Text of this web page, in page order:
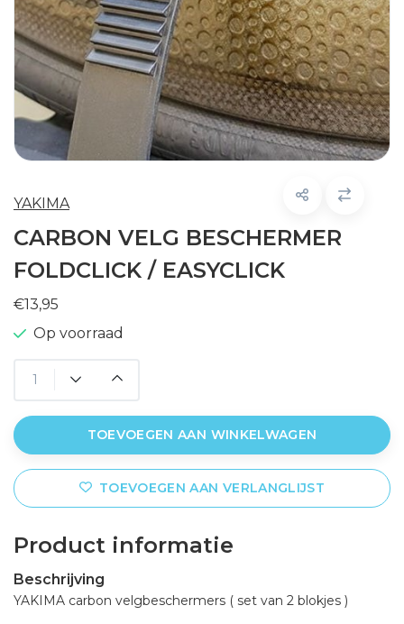
YAKIMA
CARBON VELG BESCHERMER
FOLDCLICK / EASYCLICK
€13,95
Op voorraad
TOEVOEGEN AAN WINKELWAGEN
TOEVOEGEN AAN VERLANGLIJST
Product informatie
Beschrijving
YAKIMA carbon velgbeschermers ( set van 2 blokjes )